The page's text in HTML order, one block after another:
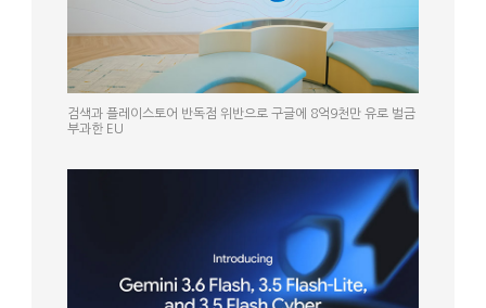
검색과 플레이스토어 반독점 위반으로 구글에 8억9천만 유로 벌금
부과한 EU